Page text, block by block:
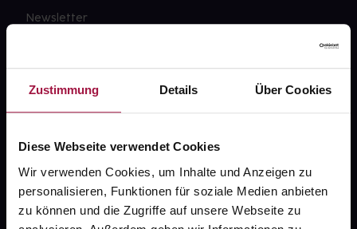
Zustimmung Details Über Cookies
Diese Webseite verwendet Cookies
Wir verwenden Cookies, um Inhalte und Anzeigen zu
personalisieren, Funktionen für soziale Medien anbieten
zu können und die Zugriffe auf unsere Webseite zu
Newsletter
Datenschutz
AGB
Impressum